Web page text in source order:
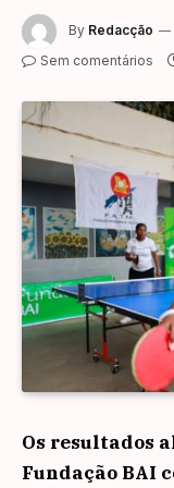
By Redacção
Sem comentários
Os resultados
Fundação BAI